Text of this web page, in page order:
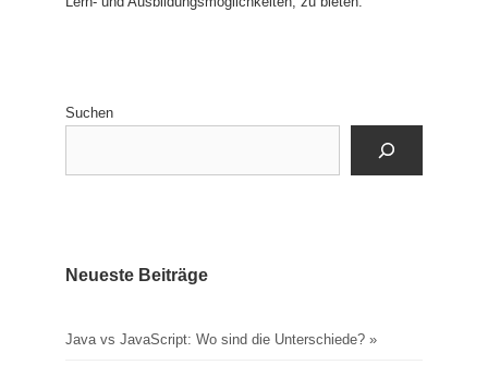
Suchen
Neueste Beiträge
Java vs JavaScript: Wo sind die Unterschiede?